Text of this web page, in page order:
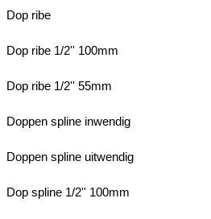
Dop ribe
Dop ribe 1/2'' 100mm
Dop ribe 1/2'' 55mm
Doppen spline inwendig
Doppen spline uitwendig
Dop spline 1/2'' 100mm